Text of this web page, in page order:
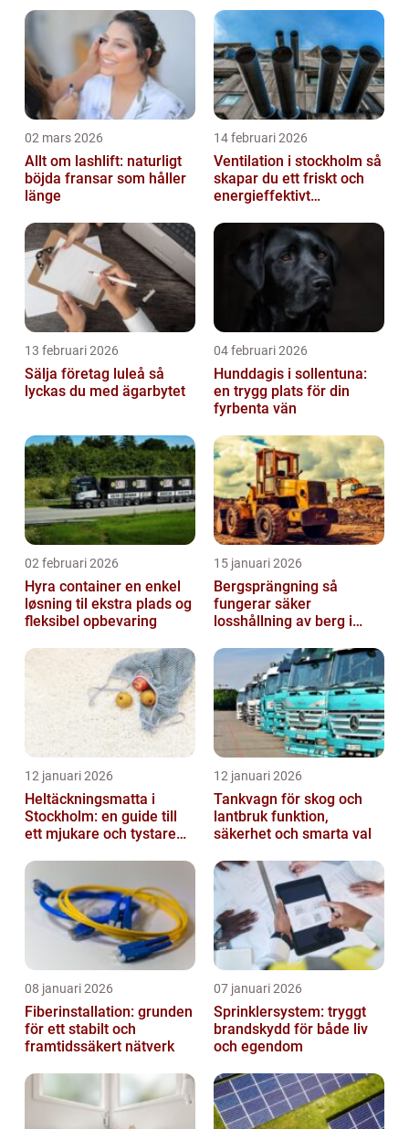
02 mars 2026
Allt om lashlift: naturligt
böjda fransar som håller
länge
14 februari 2026
Ventilation i stockholm så
skapar du ett friskt och
energieffektivt
13 februari 2026
Sälja företag luleå så
lyckas du med ägarbytet
04 februari 2026
Hunddagis i sollentuna:
en trygg plats för din
fyrbenta vän
02 februari 2026
Hyra container en enkel
løsning til ekstra plads og
fleksibel opbevaring
15 januari 2026
Bergsprängning så
fungerar säker
losshållning av berg i
12 januari 2026
Heltäckningsmatta i
Stockholm: en guide till
ett mjukare och tystare
12 januari 2026
Tankvagn för skog och
lantbruk funktion,
säkerhet och smarta val
08 januari 2026
Fiberinstallation: grunden
för ett stabilt och
framtidssäkert nätverk
07 januari 2026
Sprinklersystem: tryggt
brandskydd för både liv
och egendom